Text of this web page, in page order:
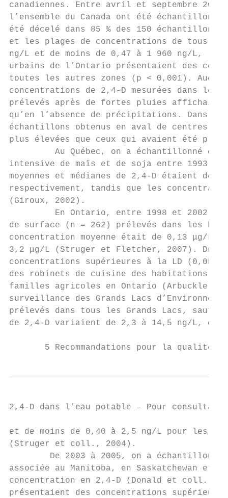
canadiennes. Entre avril et septembre
l’ensemble du Canada ont été
été décelé dans 85 % des 150 échantillons
et les plages de concentrations de tous
ng/L et de moins de 0,47 à 1 960 ng/L,
urbains de l’Ontario présentaient des
toutes les autres zones (p < 0,001).
concentrations de 2,4-D mesurées dans
prélevés après de fortes pluies
qu’en l’absence de précipitations. Dans
échantillons obtenus en aval de centres
plus élevées que ceux qui avaient été
Au Québec, on a échantillonné
intensive de maïs et de soja entre 1993 et
moyennes et médianes de 2,4-D étaient de
respectivement, tandis que les
(Giroux, 2002).
En Ontario, entre 1998 et 2002,
de surface (n = 262) prélevés dans les
concentration moyenne était de 0,13 μg/L
3,2 μg/L (Struger et Fletcher, 2007). Du
concentrations supérieures à la LD
des robinets de cuisine des habitations
familles agricoles en Ontario (Arbuckle et
surveillance des Grands Lacs
prélevés dans tous les Grands Lacs, sauf
de 2,4-D variaient de 2,3 à 14,5 ng/L, de
5 Recommandations pour la qualité
2,4-D dans l’eau potable – Pour
et de moins de 0,40 à 2,5 ng/L pour les
(Struger et coll., 2004).
De 2003 à 2005, on a
associée au Manitoba, en Saskatchewan
concentration en 2,4-D (Donald et coll.,
présentaient des concentrations